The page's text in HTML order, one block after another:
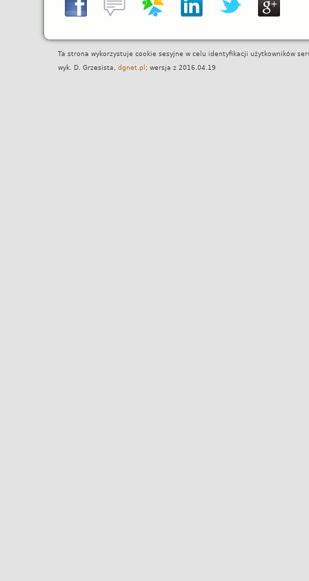
Ta strona wykorzystuje cookie sesyjne w celu identyfikacji użytkowników
wyk. D. Grzesista, dgnet.pl ; wersja z 2016.04.19